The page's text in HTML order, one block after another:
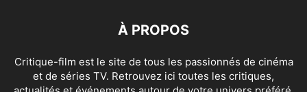
À PROPOS
Critique-film est le site de tous les passionnés de cinéma
et de séries TV. Retrouvez ici toutes les critiques,